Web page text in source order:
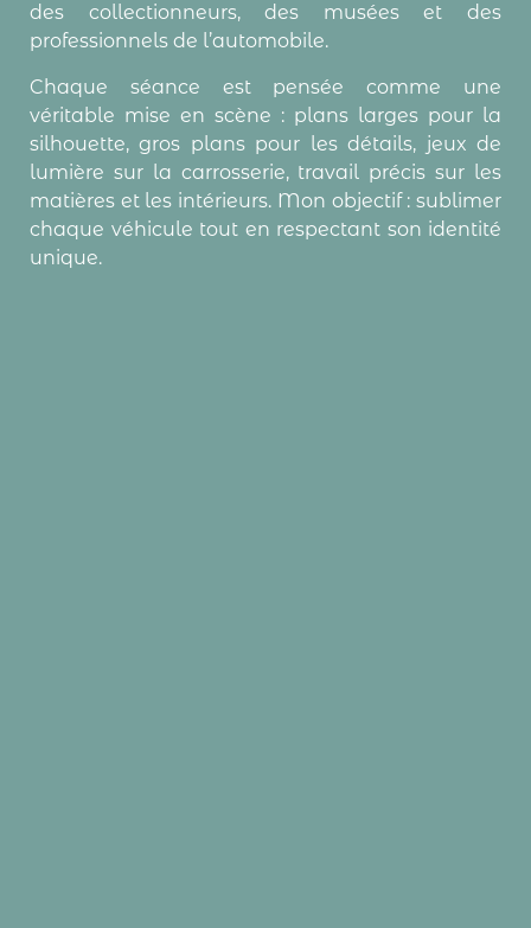
des collectionneurs, des musées et des
professionnels de l’automobile.
Chaque séance est pensée comme une
véritable mise en scène : plans larges pour la
silhouette, gros plans pour les détails, jeux de
lumière sur la carrosserie, travail précis sur les
matières et les intérieurs. Mon objectif : sublimer
chaque véhicule tout en respectant son identité
unique.